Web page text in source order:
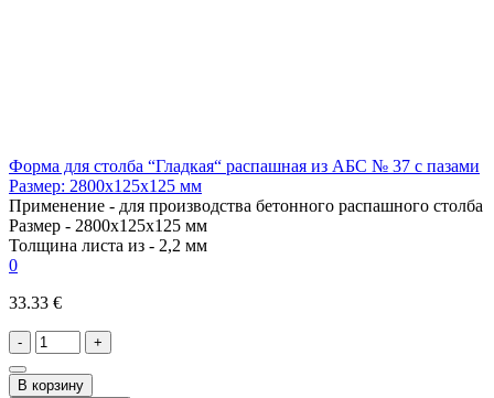
Форма для столба “Гладкая“ распашная из АБС № 37 с пазами
Размер: 2800х125х125 мм
Применение - для производства бетонного распашного столба
Размер - 2800х125х125 мм
Толщина листа из - 2,2 мм
0
33.33 €
- +
В корзину